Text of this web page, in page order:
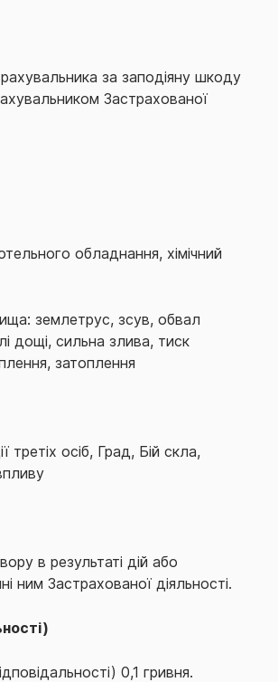
за заподіяну шкоду
Застрахованої
обладнання, хімічний
землетрус, зсув, обвал
дощі, сильна злива, тиск
затоплення
третіх осіб, Град, Бій скла,
в результаті дій або
ним Застрахованої діяльності.
0,1 гривня.